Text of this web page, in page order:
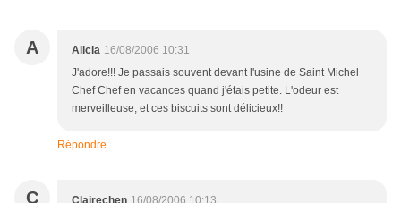
A Alicia 16/08/2006 10:31
J'adore!!! Je passais souvent devant l'usine de Saint Michel
Chef Chef en vacances quand j'étais petite. L'odeur est
merveilleuse, et ces biscuits sont délicieux!!
Répondre
C Clairechen 16/08/2006 10:13